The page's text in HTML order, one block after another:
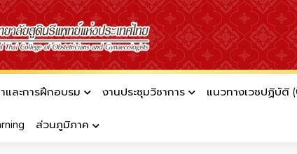
และการฝึกอบรม งานประชุมวิชาการ แนวทางเวชปฏิบัติ
ส่วนภูมิภาค
นธ์รางวัลสูตินรีแพทย์นักวิจัยดีเด่น พลต